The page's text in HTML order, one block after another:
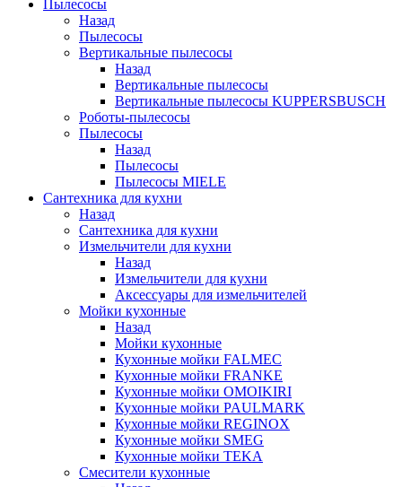
Пылесосы
Назад
Пылесосы
Вертикальные пылесосы
Назад
Вертикальные пылесосы
Вертикальные пылесосы KUPPERSBUSCH
Роботы-пылесосы
Пылесосы
Назад
Пылесосы
Пылесосы MIELE
Сантехника для кухни
Назад
Сантехника для кухни
Измельчители для кухни
Назад
Измельчители для кухни
Аксессуары для измельчителей
Мойки кухонные
Назад
Мойки кухонные
Кухонные мойки FALMEC
Кухонные мойки FRANKE
Кухонные мойки OMOIKIRI
Кухонные мойки PAULMARK
Кухонные мойки REGINOX
Кухонные мойки SMEG
Кухонные мойки TEKA
Смесители кухонные